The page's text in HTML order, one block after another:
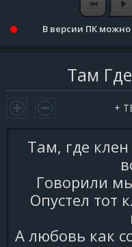
В версии ПК можно
Там
+
Там, где
Говорили
Опустел тот
А любовь как